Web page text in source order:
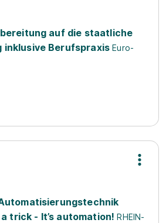
auf die staatliche
inklusive Berufspraxis Euro-
trick - It’s automation! RHEIN-